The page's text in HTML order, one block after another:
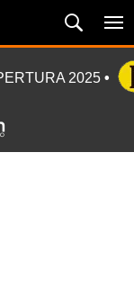
2025